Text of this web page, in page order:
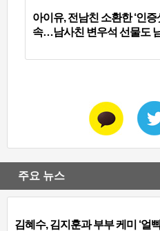
아이유, 전남친 소환한 ‘인증
속…남사친 변우석 선물도 남
주요 뉴스
김혜수, 김지훈과 부부 케미 ‘얼